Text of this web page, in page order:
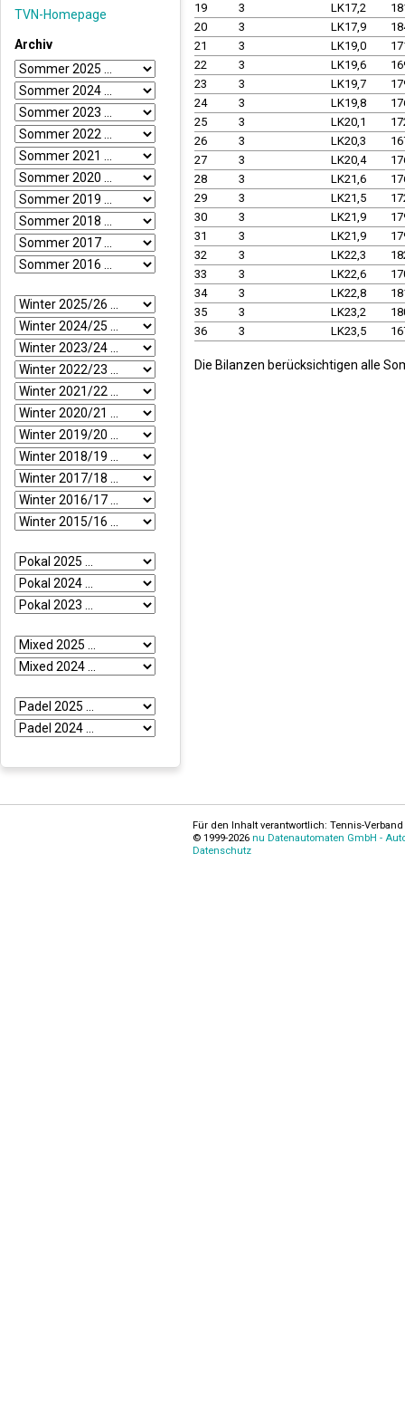
TVN-Homepage
Archiv
19
3 LK17,2
20
3 LK17,9
21
3 LK19,0
22
3 LK19,6
23
3 LK19,7
24
3 LK19,8
25
3 LK20,1
26
3 LK20,3
27
3 LK20,4
28
3 LK21,6
29
3 LK21,5
30
3 LK21,9
31
3 LK21,9
32
3 LK22,3
33
3 LK22,6
34
3 LK22,8
35
3 LK23,2
36
3 LK23,5
Die Bilanzen berücksichtigen alle
Für den Inhalt verantwortlich: Tennis-
© 1999-2026 nu Datenautomaten GmbH -
Datenschutz